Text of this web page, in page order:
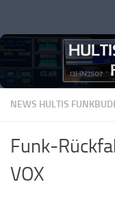
NEWS HULTIS
Funk-
VOX